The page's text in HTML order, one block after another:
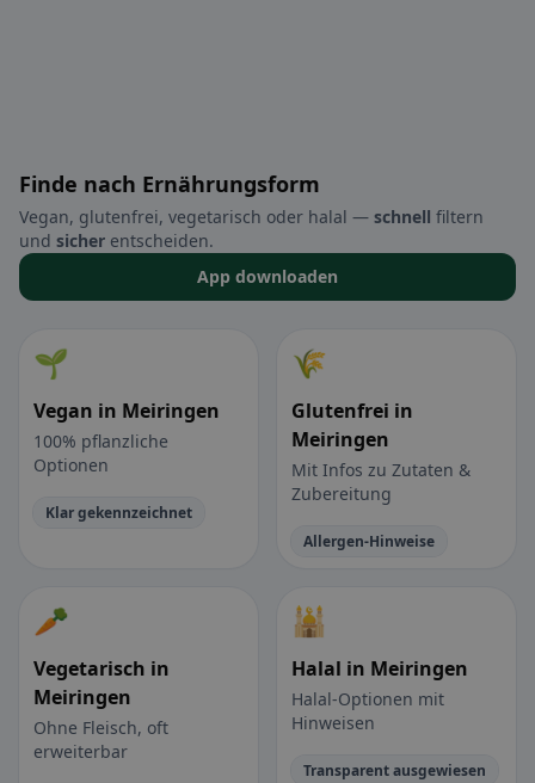
Finde nach Ernährungsform
Vegan, glutenfrei, vegetarisch oder halal — schnell filtern
und sicher entscheiden.
App downloaden
🌱
Vegan in Meiringen
100% pflanzliche
Optionen
Klar gekennzeichnet
🌾
Glutenfrei in
Meiringen
Mit Infos zu Zutaten &
Zubereitung
Allergen-Hinweise
🥕
Vegetarisch in
Meiringen
Ohne Fleisch, oft
erweiterbar
🕌
Halal in Meiringen
Halal-Optionen mit
Hinweisen
Transparent ausgewiesen